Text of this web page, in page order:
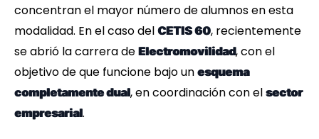
concentran el mayor número de alumnos en esta
modalidad. En el caso del CETIS 60, recientemente
se abrió la carrera de Electromovilidad, con el
objetivo de que funcione bajo un esquema
completamente dual, en coordinación con el sector
empresarial.